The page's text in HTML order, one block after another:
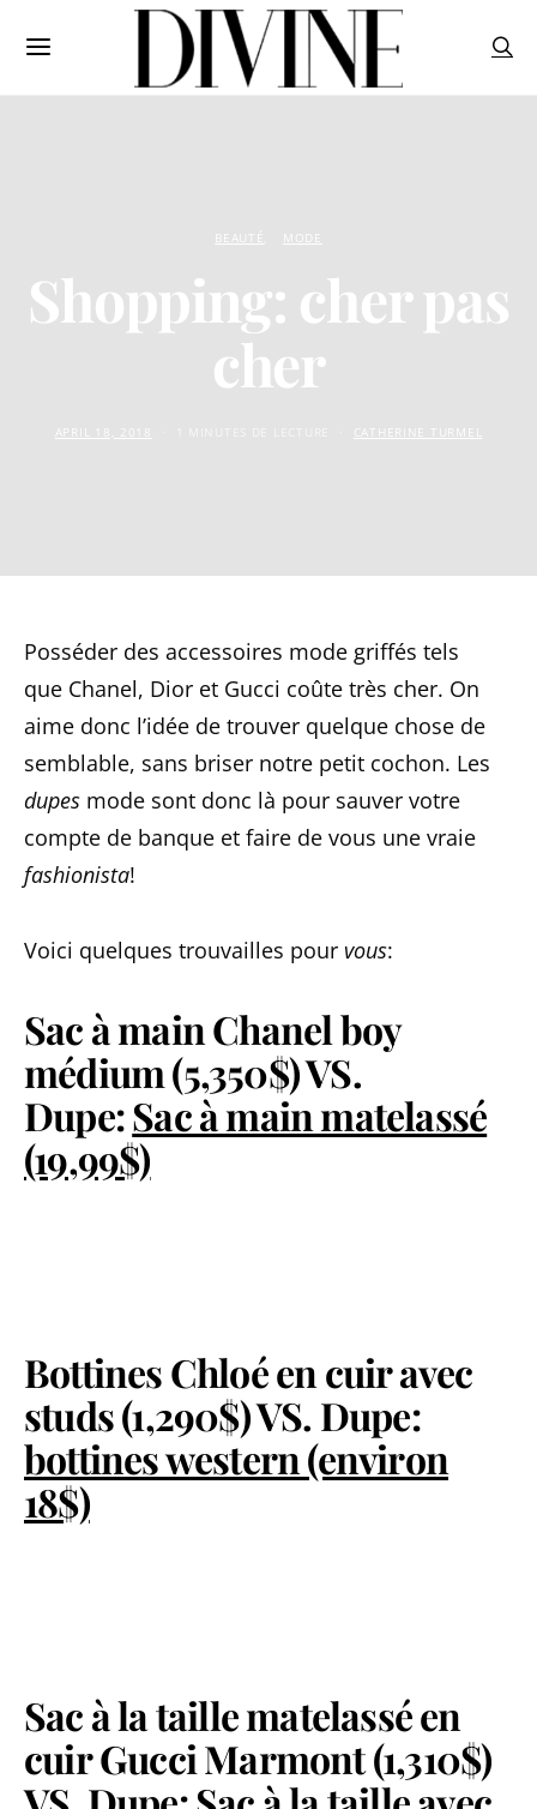
BEAUTÉ MODE
Shopping: cher pas
cher
APRIL 18, 2018 CATHERINE TURMEL
Posséder des accessoires mode griffés tels
que Chanel, Dior et Gucci coûte très cher. On
aime donc l’idée de trouver quelque chose de
semblable, sans briser notre petit cochon. Les
dupes mode sont donc là pour sauver votre
compte de banque et faire de vous une vraie
fashionista!
Voici quelques trouvailles pour vous:
Sac à main Chanel boy
médium (5,350$) VS.
Dupe:Sac à main matelassé
(19,99$)
Bottines Chloé en cuir avec
studs (1,290$) VS. Dupe:
bottines western (environ
18$)
Sac à la taille matelassé en
cuir Gucci Marmont (1,310$)